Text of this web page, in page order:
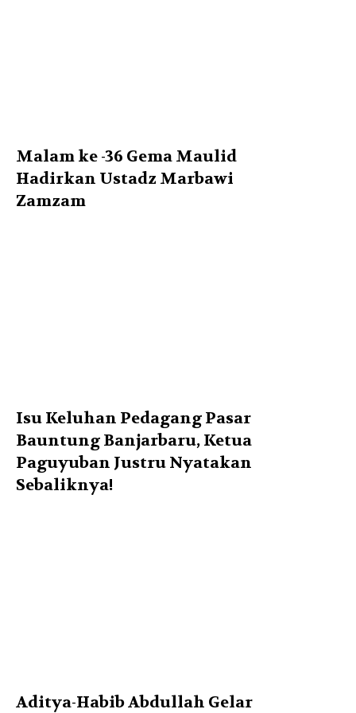
Malam ke -36 Gema Maulid
Hadirkan Ustadz Marbawi
Zamzam
Isu Keluhan Pedagang Pasar
Bauntung Banjarbaru, Ketua
Paguyuban Justru Nyatakan
Sebaliknya!
Aditya-Habib Abdullah Gelar